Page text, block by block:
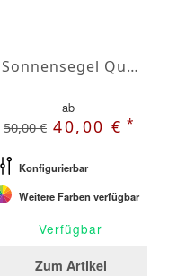
Sonnensegel Quadrat Wasserabweisend Olefin quadrat 3 x 3m
ab
50,00 € 40,00 €*
Konfigurierbar
Weitere Farben verfügbar
Verfügbar
Zum Artikel